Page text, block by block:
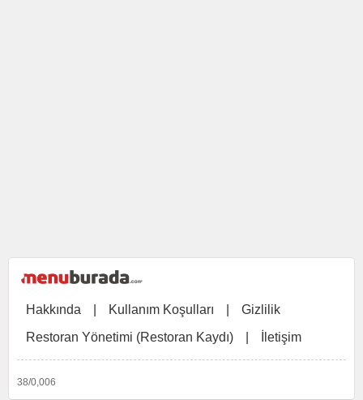
Hakkında Kullanım Koşulları
Gizlilik
Restoran Yönetimi (Restoran Kaydı)
İletişim
38/0,006